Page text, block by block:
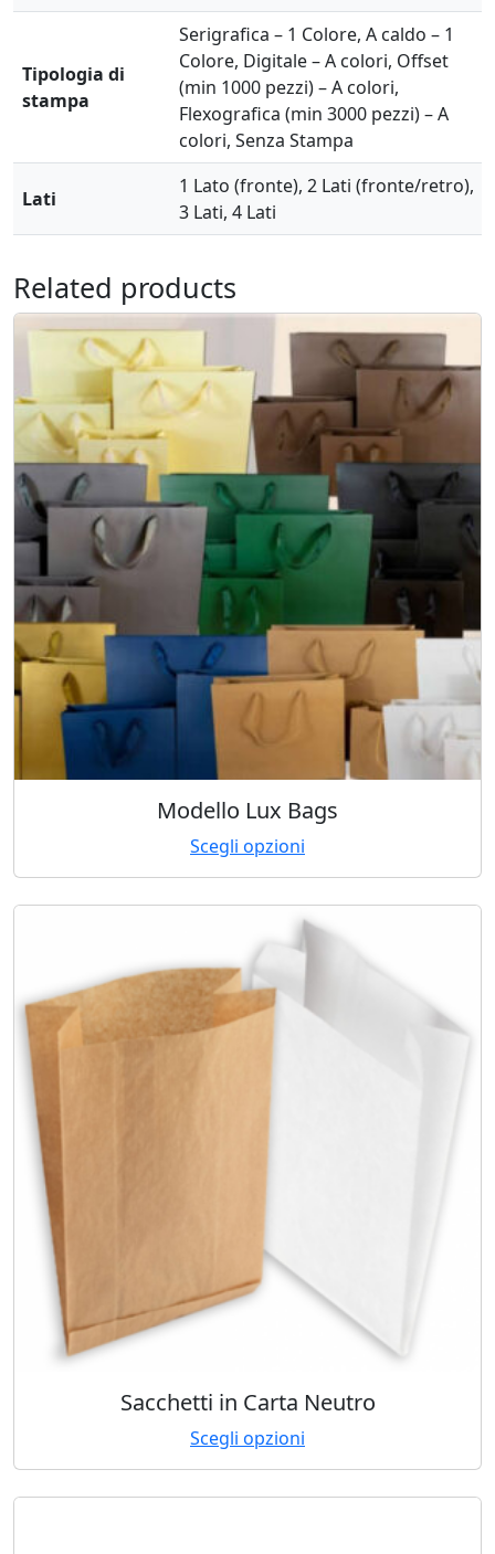
Tipologia di
stampa
Serigrafica – 1 Colore, A caldo – 1
Colore, Digitale – A colori, Offset
(min 1000 pezzi) – A colori,
Flexografica (min 3000 pezzi) – A
colori, Senza Stampa
Lati
1 Lato (fronte), 2 Lati (fronte/retro),
3 Lati, 4 Lati
Related products
Modello Lux Bags
Scegli opzioni
Sacchetti in Carta Neutro
Scegli opzioni